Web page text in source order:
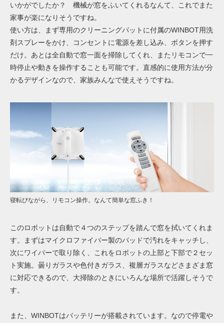
いかがでしたか？ 機械が窓をふいてくれるなんて、これでまた
家事が楽になりそうですね。
使い方は、まず専用のクリーニングパットに付属のWINBOT用洗
剤スプレーをかけ、コンセントに電源を差し込み、ボタンを押す
だけ。あとは全自動で窓一面を掃除してくれ、またリモコンで一
時停止や動きを操作することも可能です。直感的に使用方法が分
かるデザインなので、家族みんなで使えそうですね。
寝転びながら、リモコン操作。なんて簡単な窓ふき！
このロボットは自動で４つのステップを踏んで窓を拭いてくれま
す。まずはマイクロファイバー製のパッドで汚れをキャッチし、
次にワイパーで取り除く、これをロボットの上部と下部で２セッ
ト実施。曇りガラスや色付きガラス、複層ガラスなどさまざま窓
に対応できるので、大掃除のときにいろんな場所で活躍しそうで
す。
また、WINBOTはバッテリーが搭載されています。なので停電や